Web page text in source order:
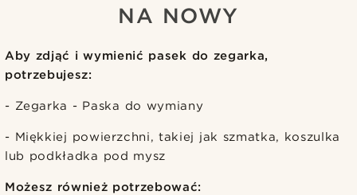
NA NOWY
Aby zdjąć i wymienić pasek do zegarka,
potrzebujesz:
- Zegarka - Paska do wymiany
- Miękkiej powierzchni, takiej jak szmatka, koszulka
lub podkładka pod mysz
Możesz również potrzebować: